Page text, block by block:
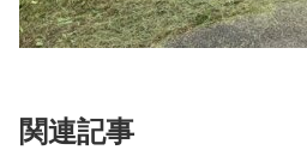
関連記事